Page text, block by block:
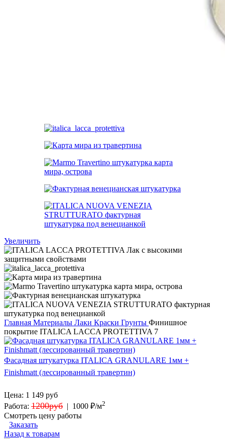
Увеличить
Главная Материалы Лаки Краски Грунты Финишное
покрытие ITALICA LACCA PROTETTIVA 7
Фасадная штукатурка ITALICA GRANULARE 1мм +
Finishmatt (лессированный травертин)
Цена: 1 149 руб
Работа: 1200руб | 1000 ₽/м2
Смотреть цену работы
Заказать
Назад к товарам